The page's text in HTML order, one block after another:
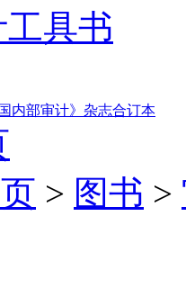
具书
国内部审计》杂志合订本
> 图书 >